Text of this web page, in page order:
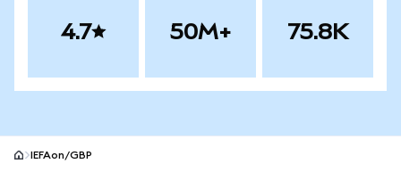
4.7 50M+ 75.8K
IEFAon/GBP